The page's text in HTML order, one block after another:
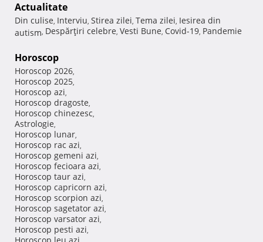
Actualitate
Din culise, Interviu, Stirea zilei, Tema zilei, Iesirea din
autism, Despărţiri celebre, Vesti Bune, Covid-19, Pandemie
Horoscop
Horoscop 2026,
Horoscop 2025,
Horoscop azi,
Horoscop dragoste,
Horoscop chinezesc,
Astrologie,
Horoscop lunar,
Horoscop rac azi,
Horoscop gemeni azi,
Horoscop fecioara azi,
Horoscop taur azi,
Horoscop capricorn azi,
Horoscop scorpion azi,
Horoscop sagetator azi,
Horoscop varsator azi,
Horoscop pesti azi,